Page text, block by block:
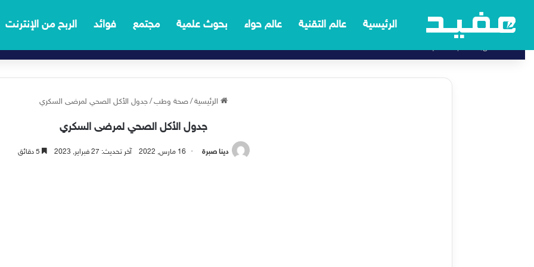
الرئيسية عالم التقنية عالم حواء بحوث علمية مجتمع فوائد الربح من الإنترنت
الرئيسية/صحة وطب/جدول الأكل الصحي لمرضى السكري
جدول الأكل الصحي لمرضى السكري
دينا صبرة 16 مارس, 2022 آخر تحديث: 27 فبراير, 2023